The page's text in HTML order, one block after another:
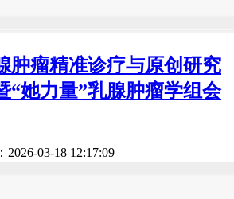
肿瘤精准诊疗与原创研究
“她力量”乳腺肿瘤学组会
2026-03-18 12:17:09